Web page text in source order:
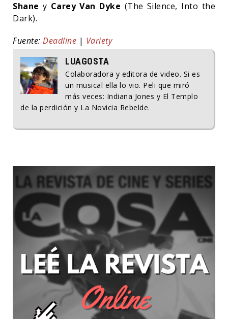
Shane y Carey Van Dyke (The Silence, Into the
Dark).
Fuente: Deadline | Variety
LUAGOSTA
Colaboradora y editora de video. Si es
un musical ella lo vio. Peli que miró
más veces: Indiana Jones y El Templo
de la perdición y La Novicia Rebelde.